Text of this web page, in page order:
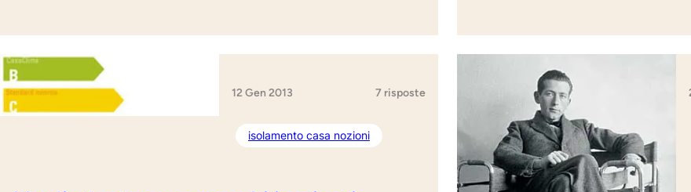
12 Gen 2013 7 risposte
isolamento casa nozioni